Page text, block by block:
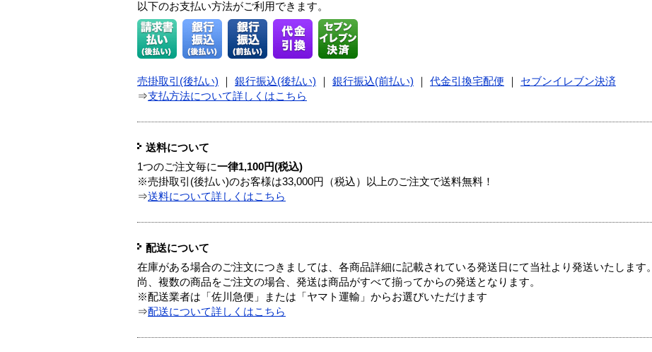
以下のお支払い方法がご利用できます。
売掛取引(後払い) 銀行振込(後払い) 銀行振込(前払い) 代金引換宅配便
セブンイレブン決済
⇒支払方法について詳しくはこちら
送料について
1つのご注文毎に一律1,100円(税込)
※売掛取引(後払い)のお客様は33,000円（税込）以上のご注文で送料無料！
⇒送料について詳しくはこちら
配送について
在庫がある場合のご注文につきましては、各商品詳細に記載されている発送日にて当社より発送いたします。
尚、複数の商品をご注文の場合、発送は商品がすべて揃ってからの発送となります。
※配送業者は「佐川急便」または「ヤマト運輸」からお選びいただけます
⇒配送について詳しくはこちら